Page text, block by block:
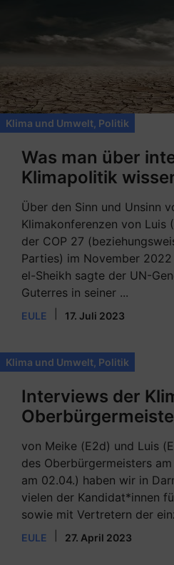
Klima und Umwelt Politik
Was man über
Klimapolitik
Über den Sinn und Unsinn
Klimakonferenzen von Luis
der COP 27
Parties) im November
el-Sheikh sagte der UN-
Guterres in seiner ...
EULE 17. Juli 2023
Klima und Umwelt Politik
Interviews der
von Meike (E2d) und Luis
des Oberbürgermeisters
am 02.04.) haben wir in
vielen der Kandidat*innen
sowie mit Vertretern der
EULE 27. April 2023